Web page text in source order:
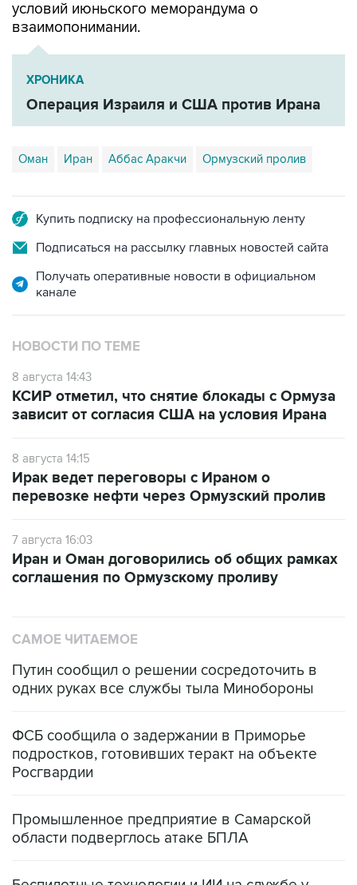
условий июньского меморандума о
взаимопонимании.
ХРОНИКА
Операция Израиля и США против Ирана
Оман Иран Аббас Аракчи Ормузский пролив
Купить подписку на профессиональную ленту
Подписаться на рассылку главных новостей сайта
Получать оперативные новости в официальном
канале
НОВОСТИ ПО ТЕМЕ
8 августа 14:43
КСИР отметил, что снятие блокады с Ормуза
зависит от согласия США на условия Ирана
8 августа 14:15
Ирак ведет переговоры с Ираном о
перевозке нефти через Ормузский пролив
7 августа 16:03
Иран и Оман договорились об общих рамках
соглашения по Ормузскому проливу
САМОЕ ЧИТАЕМОЕ
Путин сообщил о решении сосредоточить в
одних руках все службы тыла Минобороны
ФСБ сообщила о задержании в Приморье
подростков, готовивших теракт на объекте
Росгвардии
Промышленное предприятие в Самарской
области подверглось атаке БПЛА